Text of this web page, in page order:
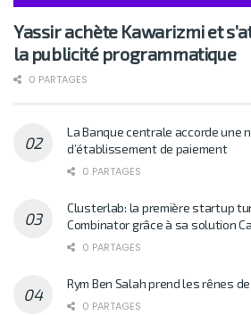
Yassir achète Kawarizmi et
la publicité programmatique
0 PARTAGES
La Banque centrale accorde une
d’établissement de paiement
0 PARTAGES
Clusterlab: la première startup
Combinator grâce à sa solution
0 PARTAGES
Rym Ben Salah prend les rênes
0 PARTAGES